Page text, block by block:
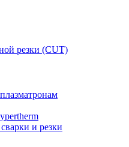
резки (CUT)
и резки